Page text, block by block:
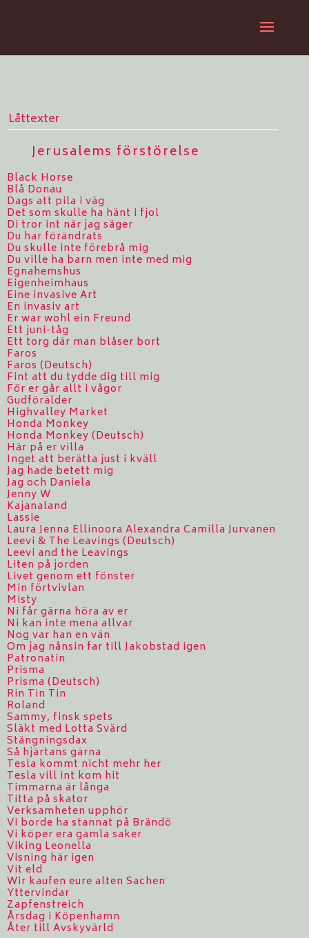
Låttexter
Jerusalems förstörelse
Black Horse
Blå Donau
Dags att pila i väg
Det som skulle ha hänt i fjol
Di tror int när jag säger
Du har förändrats
Du skulle inte förebrå mig
Du ville ha barn men inte med mig
Egnahemshus
Eigenheimhaus
Eine invasive Art
En invasiv art
Er war wohl ein Freund
Ett juni-tåg
Ett torg där man blåser bort
Faros
Faros (Deutsch)
Fint att du tydde dig till mig
För er går allt i vågor
Gudförälder
Highvalley Market
Honda Monkey
Honda Monkey (Deutsch)
Här på er villa
Inget att berätta just i kväll
Jag hade betett mig
Jag och Daniela
Jenny W
Kajanaland
Lassie
Laura Jenna Ellinoora Alexandra Camilla Jurvanen
Leevi & The Leavings (Deutsch)
Leevi and the Leavings
Liten på jorden
Livet genom ett fönster
Min förtvivlan
Misty
Ni får gärna höra av er
Ni kan inte mena allvar
Nog var han en vän
Om jag nånsin far till Jakobstad igen
Patronatin
Prisma
Prisma (Deutsch)
Rin Tin Tin
Roland
Sammy, finsk spets
Släkt med Lotta Svärd
Stängningsdax
Så hjärtans gärna
Tesla kommt nicht mehr her
Tesla vill int kom hit
Timmarna är långa
Titta på skator
Verksamheten upphör
Vi borde ha stannat på Brändö
Vi köper era gamla saker
Viking Leonella
Visning här igen
Vit eld
Wir kaufen eure alten Sachen
Yttervindar
Zapfenstreich
Årsdag i Köpenhamn
Åter till Avskyvärld